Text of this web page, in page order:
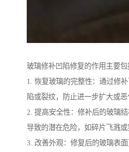
玻璃修补凹陷修复的作用主要包
1. 恢复玻璃的完整性：通过修
陷或裂纹，防止进一步扩大或恶
2. 提高安全性：修补后的玻璃
导致的潜在危险，如碎片飞溅或
3. 改善外观：修复后的玻璃表